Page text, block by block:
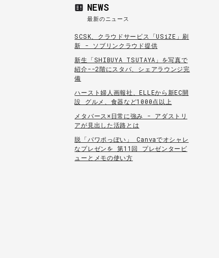
NEWS
最新のニュース
SCSK、クラウドサービス「USiZE」刷
新 - ソブリンクラウド提供
新生「SHIBUYA TSUTAYA」を写真で
紹介--2階にスタバ、シェアラウンジ完
備
ハースト婦人画報社、ELLEから新EC開
設 グルメ、食器など1000点以上
メタバース×日常に強み - アダストリ
アが見出した活路とは
脱「パワポっぽい」 Canvaでオシャレ
なプレゼンを 第11回 プレゼンタービ
ューとメモの使い方